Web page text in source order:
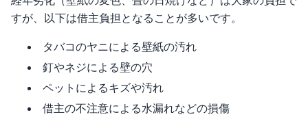
すが、以下は借主負担となることが多いです。
タバコのヤニによる壁紙の汚れ
釘やネジによる壁の穴
ペットによるキズや汚れ
借主の不注意による水漏れなどの損傷